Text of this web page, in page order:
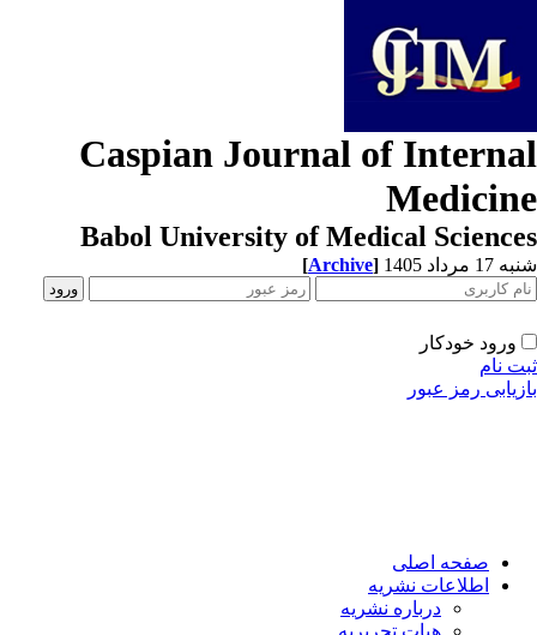
Caspian Journal of
Babol University of Medical
مرداد 1405 [Archive]
ورود خودکار
نام
رمز عبور
صفحه اصلی
اطلاعات نشریه
درباره نشریه
هیات تحریریه